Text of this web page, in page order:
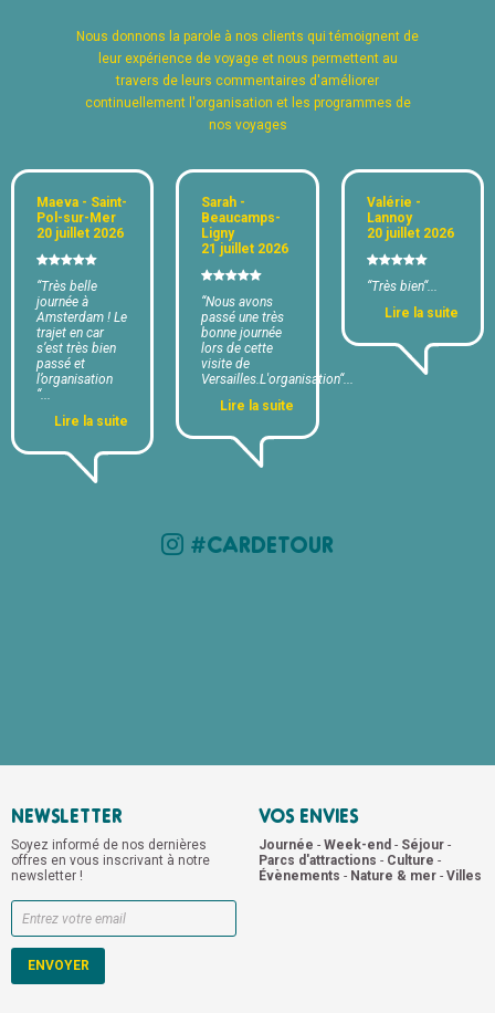
Nous donnons la parole à nos clients qui témoignent de
leur expérience de voyage et nous permettent au
travers de leurs commentaires d'améliorer
continuellement l'organisation et les programmes de
nos voyages
Maeva - Saint-
Pol-sur-Mer
20 juillet 2026
“Très belle
journée à
Amsterdam ! Le
trajet en car
s’est très bien
passé et
l’organisation
“...
Lire la suite
Sarah -
Beaucamps-
Ligny
21 juillet 2026
“Nous avons
passé une très
bonne journée
lors de cette
visite de
Versailles.L'organisation“...
Lire la suite
Valérie -
Lannoy
20 juillet 2026
“Très bien“...
Lire la suite
#CARDETOUR
NEWSLETTER
Soyez informé de nos dernières
offres en vous inscrivant à notre
newsletter !
VOS ENVIES
Journée - Week-end - Séjour -
Parcs d'attractions - Culture -
Évènements - Nature & mer - Villes